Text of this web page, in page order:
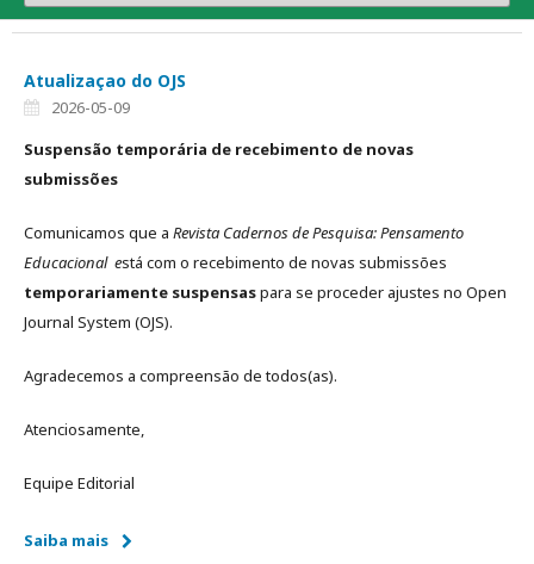
Atualizaçao do OJS
2026-05-09
Suspensão temporária de recebimento de novas
submissões
Comunicamos que a Revista Cadernos de Pesquisa: Pensamento
Educacional está com o recebimento de novas submissões
temporariamente suspensaspara se proceder ajustes no Open
Journal System (OJS).
Agradecemos a compreensão de todos(as).
Atenciosamente,
Equipe Editorial
Saiba mais